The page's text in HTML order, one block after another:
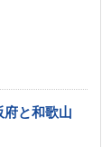
府と和歌山